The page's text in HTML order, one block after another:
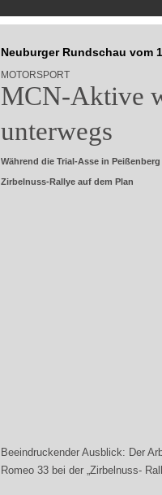
Neuburger Rundschau vom
MOTORSPORT
MCN-Aktive
unterwegs
Während die Trial-Asse in
Zirbelnuss-Rallye auf dem Plan
Beeindruckender Ausblick: Der
Romeo 33 bei der „Zirbelnuss-